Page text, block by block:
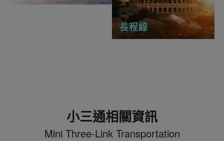
長程線
小三通相關資訊
Mini Three-Link Transportation